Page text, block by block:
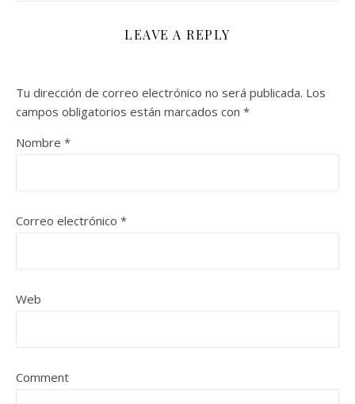
LEAVE A REPLY
Tu dirección de correo electrónico no será publicada. Los
campos obligatorios están marcados con *
Nombre *
Correo electrónico *
Web
Comment